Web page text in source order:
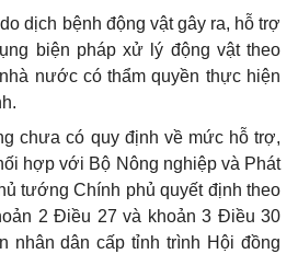
dịch bệnh động vật gây ra, hỗ trợ
biện pháp xử lý động vật theo
nước có thẩm quyền thực hiện
chưa có quy định về mức hỗ trợ,
hợp với Bộ Nông nghiệp và Phát
tướng Chính phủ quyết định theo
2 Điều 27 và khoản 3 Điều 30
nhân dân cấp tỉnh trình Hội đồng